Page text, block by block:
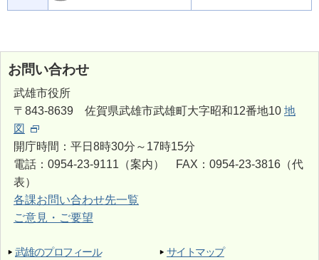
お問い合わせ
武雄市役所
〒843-8639 佐賀県武雄市武雄町大字昭和12番地10 地
図
開庁時間：平日8時30分～17時15分
電話：0954-23-9111（案内） FAX：0954-23-3816（代
表）
各課お問い合わせ先一覧
ご意見・ご要望
武雄のプロフィール サイトマップ